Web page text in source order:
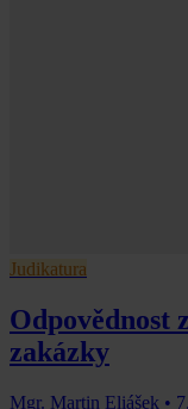
Judikatura
Odpovědnost
zakázky
Mgr. Martin Eliášek •